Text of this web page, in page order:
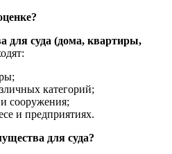
для суда (дома, квартиры,
категорий;
сооружения;
и предприятиях.
для суда?